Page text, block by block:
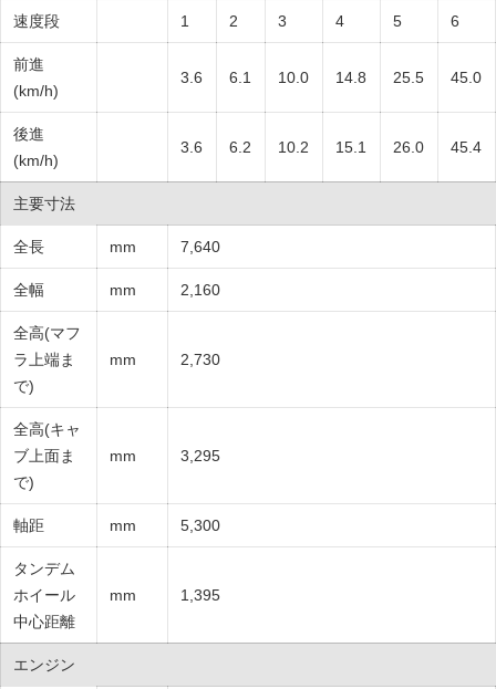
速度段 1 2 3 4 5 6
前進
(km/h)
3.6 6.1 10.0 14.8 25.5 45.0
後進
(km/h)
3.6 6.2 10.2 15.1 26.0 45.4
主要寸法
全長 mm 7,640
全幅 mm 2,160
全高(マフ
ラ上端ま
で)
mm 2,730
全高(キャ
ブ上面ま
で)
mm 3,295
軸距 mm 5,300
タンデム
ホイール
中心距離
mm 1,395
エンジン